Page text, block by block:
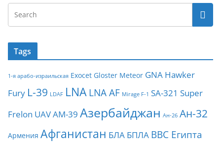
Tags
1-я арабо-израильская Exocet Gloster Meteor GNA Hawker
Fury L-39 LDAF LNA LNA AF Mirage F-1 SA-321 Super
Frelon UAVАМ-39 Азербайджан Ан-26 Ан-32
Армения Афганистан БЛА БПЛА ВВС Египта